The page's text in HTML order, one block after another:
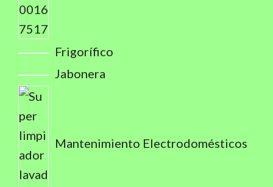
Frigorífico
Jabonera
Mantenimiento Electrodomésticos